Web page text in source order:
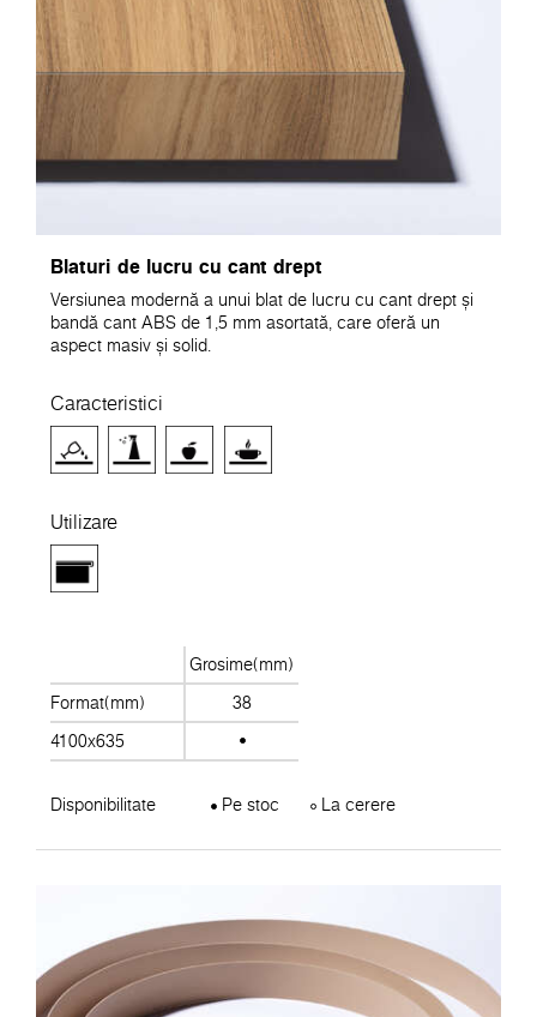
Blaturi de lucru cu cant drept
Versiunea modernă a unui blat de lucru cu cant drept și
bandă cant ABS de 1,5 mm asortată, care oferă un
aspect masiv și solid.
Caracteristici
Utilizare
Grosime(mm)
Format(mm)
38
4100x635
Disponibilitate Pe stoc La cerere